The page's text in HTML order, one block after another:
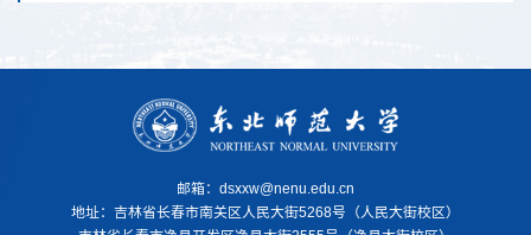
邮箱：dsxxw@nenu.edu.cn
地址： 吉林省长春市南关区人民大街5268号（人民大街校区）